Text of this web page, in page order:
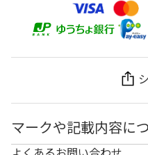
マークや記載内容に